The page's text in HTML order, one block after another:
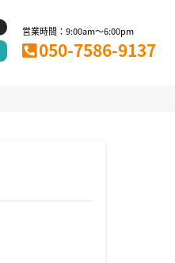
営業時間：9:00am～6:00pm
050-7586-9137